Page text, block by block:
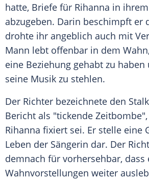
hatte, Briefe für Rihanna in ihrem
abzugeben. Darin beschimpft er
drohte ihr angeblich auch mit
Mann lebt offenbar in dem
eine Beziehung gehabt zu
seine Musik zu stehlen.
Der Richter bezeichnete den
Bericht als "tickende
Rihanna fixiert sei. Er stelle eine
Leben der Sängerin dar. Der
demnach für vorhersehbar, dass
Wahnvorstellungen weiter